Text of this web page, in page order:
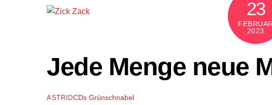
23
FEBRUAR
2023
Jede Menge neue
ASTRIDCDs Grünschnabel